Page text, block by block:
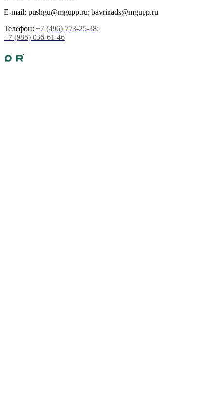
E-mail: pushgu@mgupp.ru; bavrinads@mgupp.ru
Телефон: +7 (496) 773-25-38;
+7 (985) 036-61-46